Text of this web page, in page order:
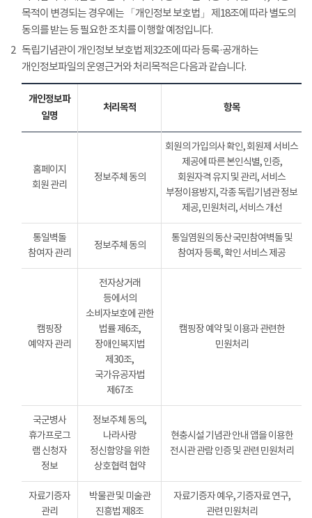
목적이 변경되는 경우에는 「개인정보 보호법」 제18조에 따라 별도의
동의를 받는 등 필요한 조치를 이행할 예정입니다.
2 독립기념관이 개인정보 보호법 제32조에 따라 등록·공개하는
개인정보파일의 운영근거와 처리목적은 다음과 같습니다.
개인정보파
일명
처리목적 항목
홈페이지
회원 관리
정보주체 동의
회원의 가입의사 확인, 회원제 서비스
제공에 따른 본인식별, 인증,
회원자격 유지 및 관리, 서비스
부정이용방지, 각종 독립기념관 정보
제공, 민원처리, 서비스 개선
통일벽돌
참여자 관리
정보주체 동의
통일염원의 동산 국민참여벽돌 및
참여자 등록, 확인 서비스 제공
캠핑장
예약자 관리
전자상거래
등에서의
소비자보호에 관한
법률 제6조,
장애인복지법
제30조,
국가유공자법
제67조
캠핑장 예약 및 이용과 관련한
민원처리
국군병사
휴가프로그
램 신청자
정보
정보주체 동의,
나라사랑
정신함양을 위한
상호협력 협약
현충시설 기념관 안내 앱을 이용한
전시관 관람 인증 및 관련 민원처리
자료기증자
관리
박물관 및 미술관
진흥법 제8조
자료기증자 예우, 기증자료 연구,
관련 민원처리